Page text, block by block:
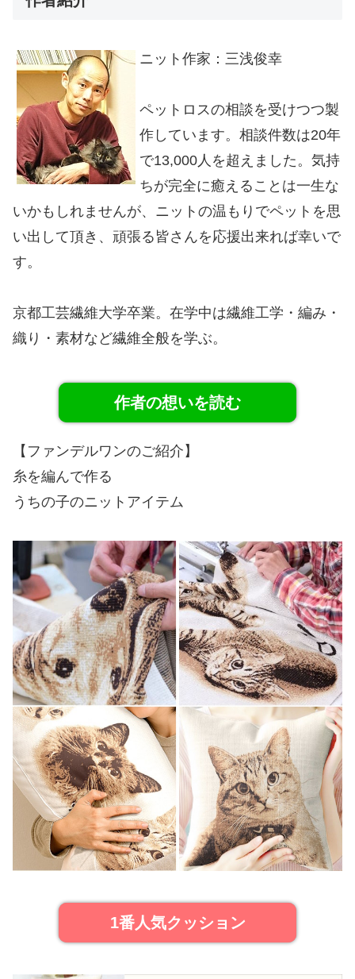
ニット作家：三浅俊幸
ペットロスの相談を受けつつ製
作しています。相談件数は20年
で13,000人を超えました。気持
ちが完全に癒えることは一生な
いかもしれませんが、ニットの温もりでペットを思
い出して頂き、頑張る皆さんを応援出来れば幸いで
す。
京都工芸繊維大学卒業。在学中は繊維工学・編み・
織り・素材など繊維全般を学ぶ。
作者の想いを読む
【ファンデルワンのご紹介】
糸を編んで作る
うちの子のニットアイテム
1番人気クッション